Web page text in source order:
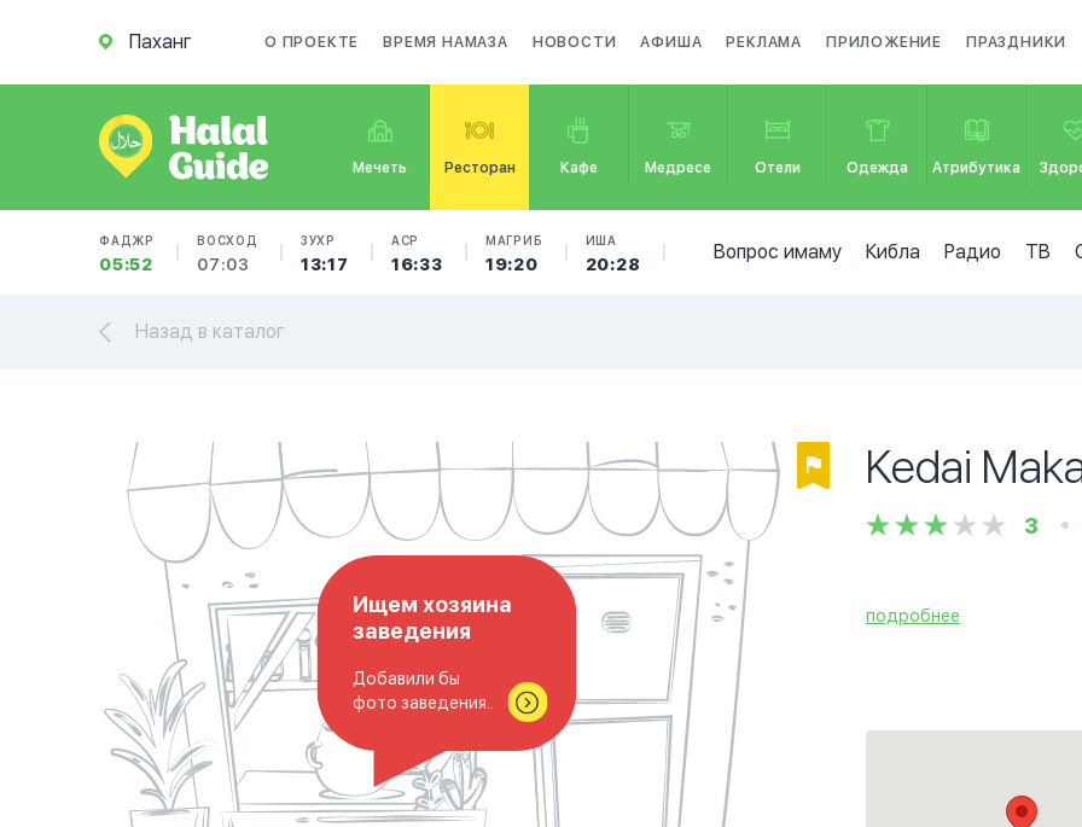
Паханг О ПРОЕКТЕ ВРЕМЯ НАМАЗА НОВОСТИ АФИША РЕКЛАМА ПРИЛОЖЕНИЕ ПРАЗДНИКИ
Мечеть Ресторан Кафе Медресе Отели Одежда Атрибутика
ФАДЖР
05:52
ВОСХОД
07:03
ЗУХР
13:17
АСР
16:33
МАГРИБ
19:20
ИША
20:28
Вопрос имаму Кибла Радио ТВ
Назад в каталог
Ищем хозяина
заведения
Добавили бы
фото заведения..
Kedai
3
подробнее